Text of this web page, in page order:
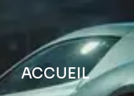
ACCUEIL